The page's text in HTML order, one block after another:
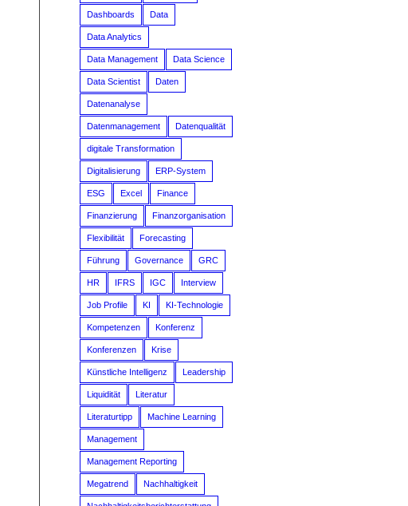
Dashboards Data
Data Analytics
Data Management Data Science
Data Scientist Daten
Datenanalyse
Datenmanagement Datenqualität
digitale Transformation
Digitalisierung ERP-System
ESG Excel Finance
Finanzierung Finanzorganisation
Flexibilität Forecasting
Führung Governance GRC
HR IFRS IGC Interview
Job Profile KI KI-Technologie
Kompetenzen Konferenz
Konferenzen Krise
Künstliche Intelligenz Leadership
Liquidität Literatur
Literaturtipp Machine Learning
Management
Management Reporting
Megatrend Nachhaltigkeit